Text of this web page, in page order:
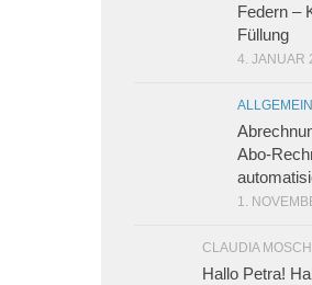
Federn –
Füllung
4. JANUAR
ALLGEMEIN
Abo-
1.
CLAUDIA
Hallo Petra!